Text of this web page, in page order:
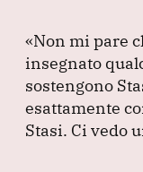
«Non mi pare
insegnato
sostengono
esattamente
Stasi. Ci vedo